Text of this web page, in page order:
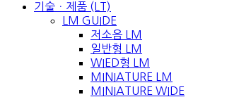
기술ㆍ제품 (LT)
LM GUIDE
저소음 LM
일반형 LM
WIED형 LM
MINIATURE LM
MINIATURE WIDE